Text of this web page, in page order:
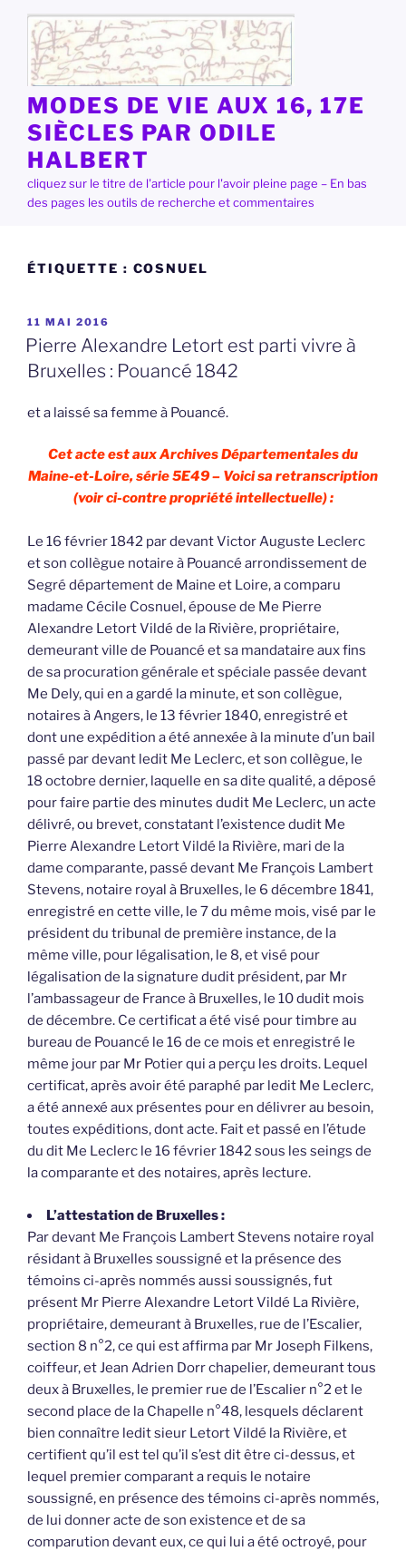
contenu
principal
MODES DE VIE AUX 16, 17E
SIÈCLES PAR ODILE
HALBERT
cliquez sur le titre de l'article pour l'avoir pleine page – En bas
des pages les outils de recherche et commentaires
ÉTIQUETTE : COSNUEL
PUBLIÉ
LE
11 MAI 2016
Pierre Alexandre Letort est parti vivre à
Bruxelles : Pouancé 1842
et a laissé sa femme à Pouancé.
Cet acte est aux Archives Départementales du
Maine-et-Loire, série 5E49 – Voici sa retranscription
(voir ci-contre propriété intellectuelle) :
Le 16 février 1842 par devant Victor Auguste Leclerc
et son collègue notaire à Pouancé arrondissement de
Segré département de Maine et Loire, a comparu
madame Cécile Cosnuel, épouse de Me Pierre
Alexandre Letort Vildé de la Rivière, propriétaire,
demeurant ville de Pouancé et sa mandataire aux fins
de sa procuration générale et spéciale passée devant
Me Dely, qui en a gardé la minute, et son collègue,
notaires à Angers, le 13 février 1840, enregistré et
dont une expédition a été annexée à la minute d’un bail
passé par devant ledit Me Leclerc, et son collègue, le
18 octobre dernier, laquelle en sa dite qualité, a déposé
pour faire partie des minutes dudit Me Leclerc, un acte
délivré, ou brevet, constatant l’existence dudit Me
Pierre Alexandre Letort Vildé la Rivière, mari de la
dame comparante, passé devant Me François Lambert
Stevens, notaire royal à Bruxelles, le 6 décembre 1841,
enregistré en cette ville, le 7 du même mois, visé par le
président du tribunal de première instance, de la
même ville, pour légalisation, le 8, et visé pour
légalisation de la signature dudit président, par Mr
l’ambassageur de France à Bruxelles, le 10 dudit mois
de décembre. Ce certificat a été visé pour timbre au
bureau de Pouancé le 16 de ce mois et enregistré le
même jour par Mr Potier qui a perçu les droits. Lequel
certificat, après avoir été paraphé par ledit Me Leclerc,
a été annexé aux présentes pour en délivrer au besoin,
toutes expéditions, dont acte. Fait et passé en l’étude
du dit Me Leclerc le 16 février 1842 sous les seings de
la comparante et des notaires, après lecture.
L’attestation de Bruxelles :
Par devant Me François Lambert Stevens notaire royal
résidant à Bruxelles soussigné et la présence des
témoins ci-après nommés aussi soussignés, fut
présent Mr Pierre Alexandre Letort Vildé La Rivière,
propriétaire, demeurant à Bruxelles, rue de l’Escalier,
section 8 n°2, ce qui est affirma par Mr Joseph Filkens,
coiffeur, et Jean Adrien Dorr chapelier, demeurant tous
deux à Bruxelles, le premier rue de l’Escalier n°2 et le
second place de la Chapelle n°48, lesquels déclarent
bien connaître ledit sieur Letort Vildé la Rivière, et
certifient qu’il est tel qu’il s’est dit être ci-dessus, et
lequel premier comparant a requis le notaire
soussigné, en présence des témoins ci-après nommés,
de lui donner acte de son existence et de sa
comparution devant eux, ce qui lui a été octroyé, pour